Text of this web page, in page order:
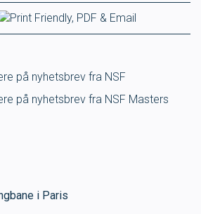
på nyhetsbrev fra NSF
på nyhetsbrev fra NSF Masters
i Paris